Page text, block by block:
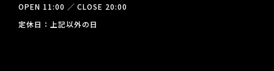
OPEN 11:00 ／ CLOSE 20:00
定休日：上記以外の日